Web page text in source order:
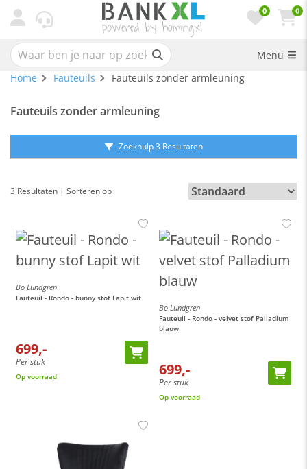
0 0
Menu
Home
Fauteuils Fauteuils zonder armleuning
Fauteuils zonder armleuning
Zoekhulp 3 Resultaten
3 Resultaten | Sorteren op
Bo Lundgren
Fauteuil - Rondo - bunny stof Lapit wit
699,-
Per stuk
Op voorraad
Bo Lundgren
Fauteuil - Rondo - velvet stof Palladium
blauw
699,-
Per stuk
Op voorraad